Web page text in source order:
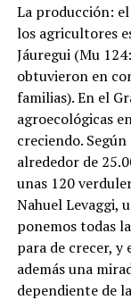
La producción:
los agricultores
Jáuregui (Mu
obtuvieron en
familias). En el
agroecológicas
creciendo.
alrededor de
unas 120
Nahuel Levaggi,
ponemos todas
para de crecer, y
además una
dependiente de